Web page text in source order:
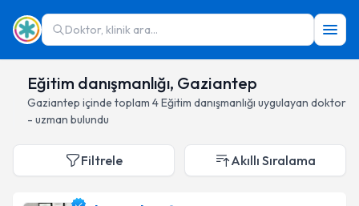
Doktor, klinik ara...
Eğitim danışmanlığı, Gaziantep
Gaziantep içinde toplam 4Eğitim danışmanlığı uygulayan doktor
- uzman bulundu
Filtrele Akıllı Sıralama